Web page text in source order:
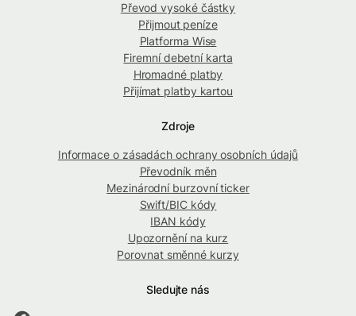
Převod vysoké částky
Přijmout peníze
Platforma Wise
Firemní debetní karta
Hromadné platby
Přijímat platby kartou
Zdroje
Informace o zásadách ochrany osobních údajů
Převodník měn
Mezinárodní burzovní ticker
Swift/BIC kódy
IBAN kódy
Upozornění na kurz
Porovnat směnné kurzy
Sledujte nás